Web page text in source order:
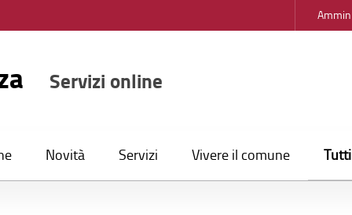
Servizi online
Novità Servizi Vivere il comune